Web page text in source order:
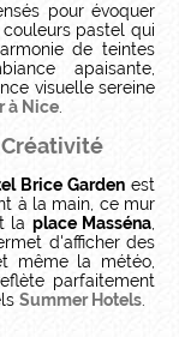
pour évoquer
pastel qui
de teintes
apaisante,
visuelle sereine
à Nice
Créativité
Brice Gardenest
à la main, ce mur
la place Masséna
d'afficher des
même la météo,
parfaitement
Summer Hotels